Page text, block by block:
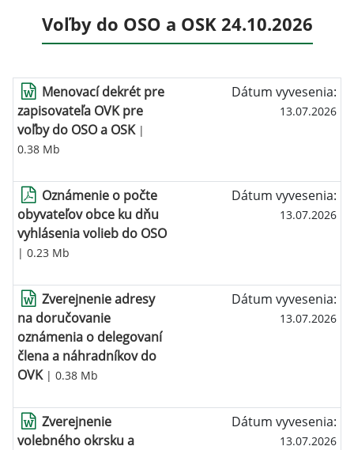
Voľby do OSO a OSK 24.10.2026
Menovací dekrét pre
zapisovateľa OVK pre
voľby do OSO a OSK|
0.38 Mb
Dátum vyvesenia:
13.07.2026
Oznámenie o počte
obyvateľov obce ku dňu
vyhlásenia volieb do OSO
| 0.23 Mb
Dátum vyvesenia:
13.07.2026
Zverejnenie adresy
na doručovanie
oznámenia o delegovaní
člena a náhradníkov do
OVK| 0.38 Mb
Dátum vyvesenia:
13.07.2026
Zverejnenie
volebného okrsku a
Dátum vyvesenia:
13.07.2026